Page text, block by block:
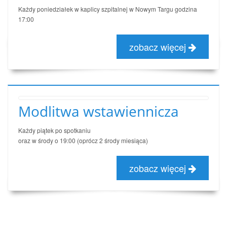
Każdy poniedziałek w kaplicy szpitalnej w Nowym Targu godzina
17:00
zobacz więcej
Modlitwa wstawiennicza
Każdy piątek po spotkaniu
oraz w środy o 19:00 (oprócz 2 środy miesiąca)
zobacz więcej